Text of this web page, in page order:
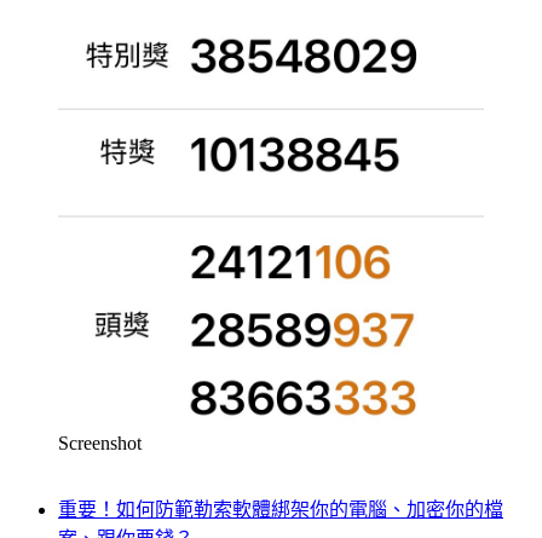
Screenshot
重要！如何防範勒索軟體綁架你的電腦、加密你的檔